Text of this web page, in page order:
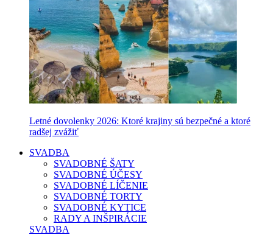
Letné dovolenky 2026: Ktoré krajiny sú bezpečné a ktoré
radšej zvážiť
SVADBA
SVADOBNÉ ŠATY
SVADOBNÉ ÚČESY
SVADOBNÉ LÍČENIE
SVADOBNÉ TORTY
SVADOBNÉ KYTICE
RADY A INŠPIRÁCIE
SVADBA